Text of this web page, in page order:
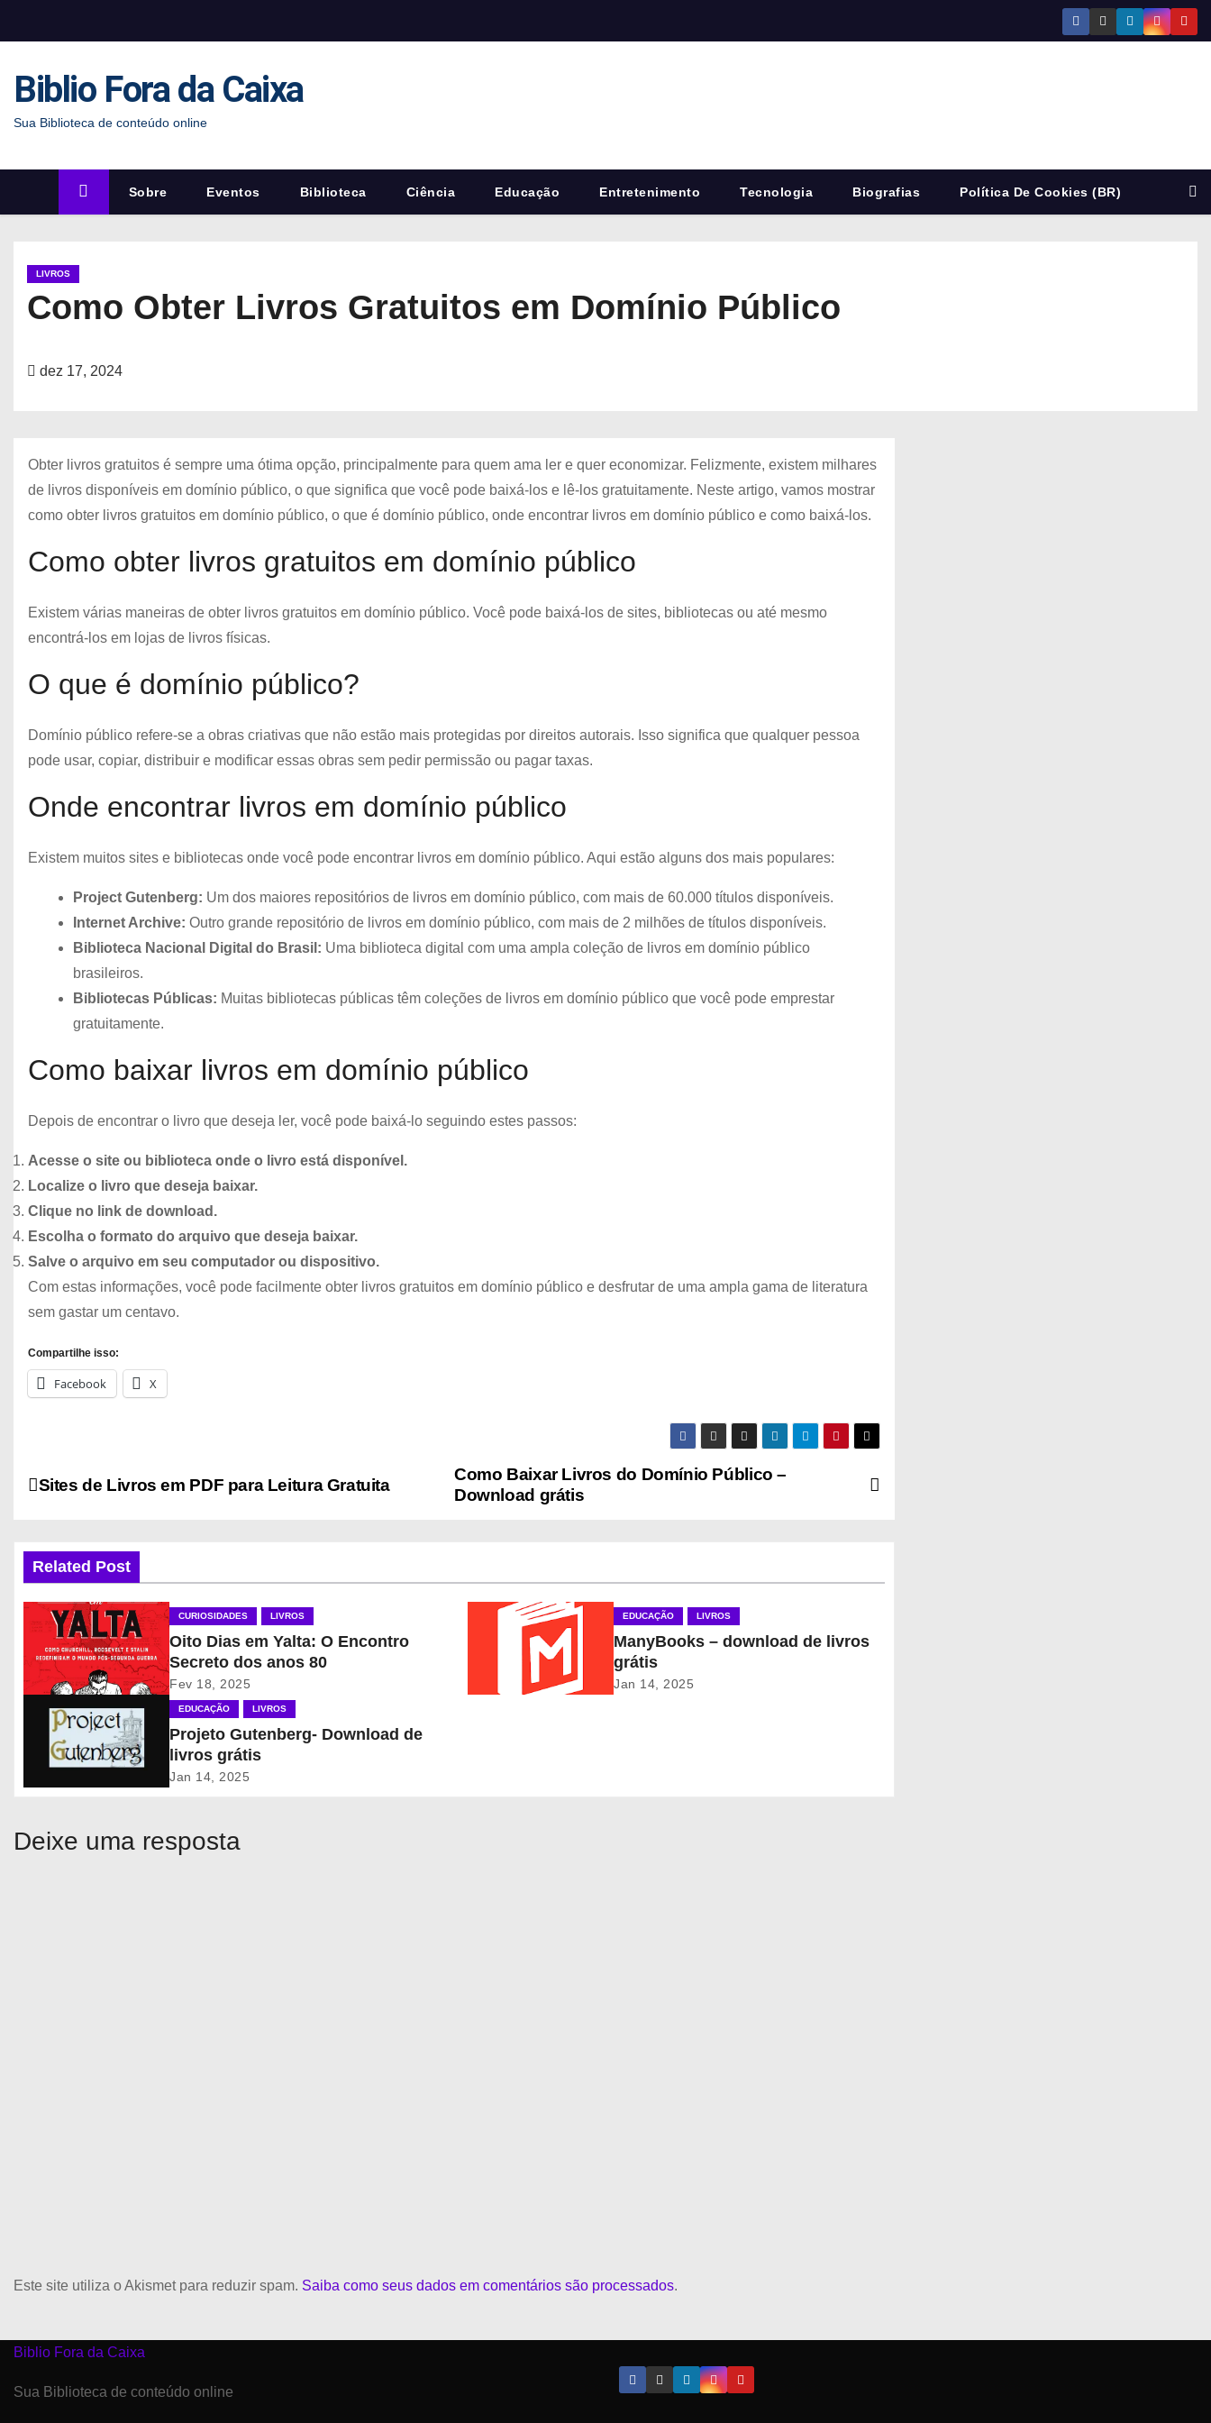
n
Biblio Fora da Caixa
Sua Biblioteca de conteúdo online
Sobre Eventos Biblioteca Ciência Educação Entretenimento Tecnologia Biografias Política De Cookies (BR)
LIVROS
Como Obter Livros Gratuitos em Domínio Público
dez 17, 2024
Obter livros gratuitos é sempre uma ótima opção, principalmente para quem ama ler e quer economizar. Felizmente, existem milhares
de livros disponíveis em domínio público, o que significa que você pode baixá-los e lê-los gratuitamente. Neste artigo, vamos mostrar
como obter livros gratuitos em domínio público, o que é domínio público, onde encontrar livros em domínio público e como baixá-los.
Como obter livros gratuitos em domínio público
Existem várias maneiras de obter livros gratuitos em domínio público. Você pode baixá-los de sites, bibliotecas ou até mesmo
encontrá-los em lojas de livros físicas.
O que é domínio público?
Domínio público refere-se a obras criativas que não estão mais protegidas por direitos autorais. Isso significa que qualquer pessoa
pode usar, copiar, distribuir e modificar essas obras sem pedir permissão ou pagar taxas.
Onde encontrar livros em domínio público
Existem muitos sites e bibliotecas onde você pode encontrar livros em domínio público. Aqui estão alguns dos mais populares:
Project Gutenberg: Um dos maiores repositórios de livros em domínio público, com mais de 60.000 títulos disponíveis.
Internet Archive: Outro grande repositório de livros em domínio público, com mais de 2 milhões de títulos disponíveis.
Biblioteca Nacional Digital do Brasil: Uma biblioteca digital com uma ampla coleção de livros em domínio público
brasileiros.
Bibliotecas Públicas: Muitas bibliotecas públicas têm coleções de livros em domínio público que você pode emprestar
gratuitamente.
Como baixar livros em domínio público
Depois de encontrar o livro que deseja ler, você pode baixá-lo seguindo estes passos:
Acesse o site ou biblioteca onde o livro está disponível.
Localize o livro que deseja baixar.
Clique no link de download.
Escolha o formato do arquivo que deseja baixar.
Salve o arquivo em seu computador ou dispositivo.
Com estas informações, você pode facilmente obter livros gratuitos em domínio público e desfrutar de uma ampla gama de literatura
sem gastar um centavo.
Compartilhe isso:
Facebook X
N
v
e
g
a
o
e
Como Baixar Livros do Domínio Público –
Download grátis
Sites de Livros em PDF para Leitura Gratuita
Related Post
CURIOSIDADES LIVROS
Oito Dias em Yalta: O Encontro
Secreto dos anos 80
Fev 18, 2025
EDUCAÇÃO LIVROS
ManyBooks – download de livros
grátis
Jan 14, 2025
EDUCAÇÃO LIVROS
Projeto Gutenberg- Download de
livros grátis
Jan 14, 2025
Deixe uma resposta
Este site utiliza o Akismet para reduzir spam. Saiba como seus dados em comentários são processados.
Biblio Fora da Caixa
Sua Biblioteca de conteúdo online